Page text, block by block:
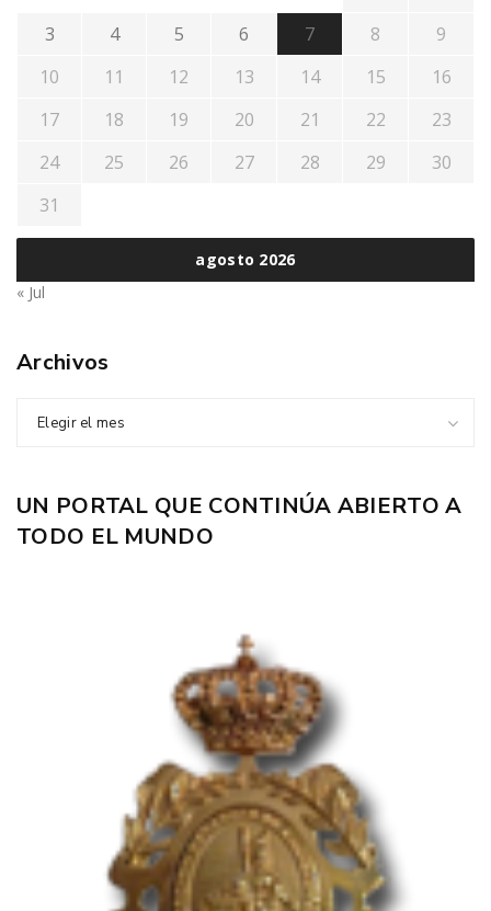
agosto 2026
3
4 5 6 7 8
9
10
11 12 13 14 15
16
17
18 19 20 21 22
23
24
25 26 27 28 29
30
31
« Jul
Archivos
Elegir el mes
UN PORTAL QUE CONTINÚA ABIERTO A
TODO EL MUNDO